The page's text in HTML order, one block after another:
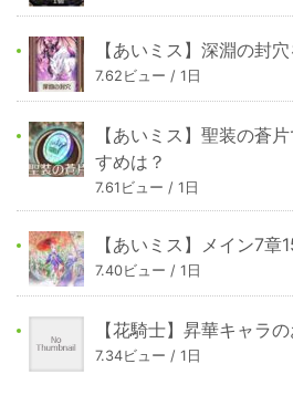
【あいミス】深淵の封穴
7.62ビュー / 1日
【あいミス】聖装の蒼
すめは？
7.61ビュー / 1日
【あいミス】メイン7章
7.40ビュー / 1日
【花騎士】昇華キャラ
7.34ビュー / 1日